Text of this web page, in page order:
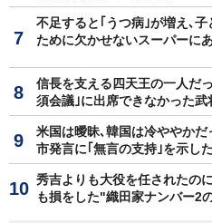
不足すると｢うつ病｣が増え､
ために欠かせないスーパーに
信長を支える四天王の一人だ
須会議｣に出席できなかった武
米国は曖昧､韓国は冷ややか
市発言に｢無言の支持｣を示し
秀吉よりも大役を任されたの
も損をした"織田家ナンバー2